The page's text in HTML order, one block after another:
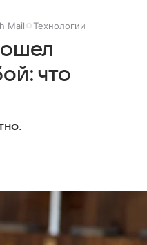
Mail Технологии
что